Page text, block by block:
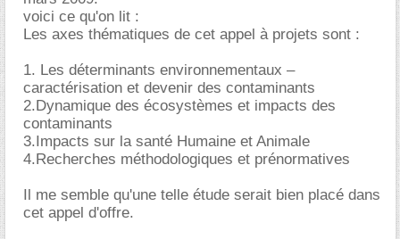
voici ce qu'on lit :
Les axes thématiques de cet appel à projets sont :
1. Les déterminants environnementaux –
caractérisation et devenir des contaminants
2.Dynamique des écosystèmes et impacts des
contaminants
3.Impacts sur la santé Humaine et Animale
4.Recherches méthodologiques et prénormatives
Il me semble qu'une telle étude serait bien placé dans
cet appel d'offre.